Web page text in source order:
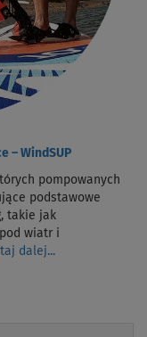
– WindSUP
pompowanych
podstawowe
takie jak
wiatr i
dalej...